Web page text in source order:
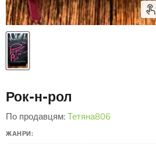
Рок-н-рол
По продавцям: Тетяна806
ЖАНРИ: